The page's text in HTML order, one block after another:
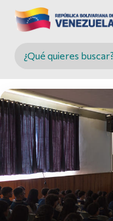
Buscar en MINCYT